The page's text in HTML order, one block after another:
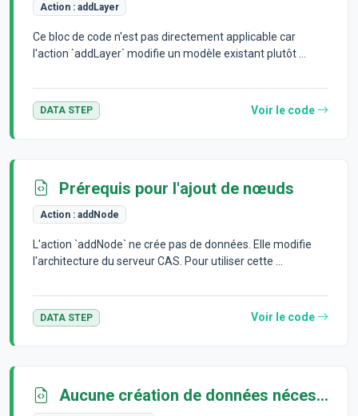
Action : addLayer
Ce bloc de code n'est pas directement applicable car
l'action `addLayer` modifie un modèle existant plutôt ...
DATA STEP Voir le code
Prérequis pour l'ajout de nœuds
Action : addNode
L'action `addNode` ne crée pas de données. Elle modifie
l'architecture du serveur CAS. Pour utiliser cette ...
DATA STEP Voir le code
Aucune création de données nécessaire